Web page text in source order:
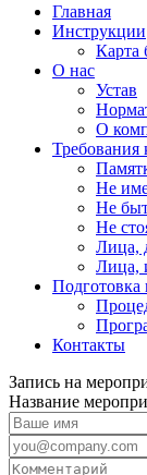
Главная
Инструкции
Карта
О нас
Устав
О
Требования
Не
Не
Не
Лица,
Лица,
Подготовка
Контакты
Запись на
Название